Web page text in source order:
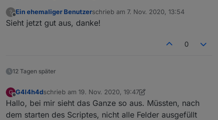
das es Probleme nach Update auf den
4.8.4 gab und ich bislang keine Zeit
wirklich Probleme gibt...hab ihn jetzt
?
Offline
Ein ehemaliger Benutzerschrieb am 7. Nov. 2020, 13:54
zuletzt editiert von
Sieht jetzt gut aus, danke!
0
12 Tagen später
G
Offline
G4l4h4dschrieb am 19. Nov. 2020, 19:47
zuletzt editiert von G4l4h4d
Hallo, bei mir sieht das Ganze so aus. Müssten, nach
dem starten des Scriptes, nicht alle Felder ausgefüllt